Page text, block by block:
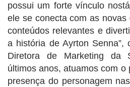
possui um forte vínculo
ele se conecta com as
conteúdos relevantes e
a história de Ayrton Senna”,
Diretora de Marketing da
últimos anos, atuamos com o
presença do personagem